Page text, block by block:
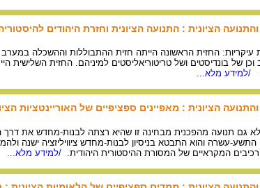
והתנועה הציונית : התנועה הציונית וחזרת היהודים
החזית הראשונה הייתה חזית ההתבוללות וההשכלה במערב
של בונדיסטים ושל טריטוריאליסטים למיניהם. החזית השלישית
/למידע מלא...
והתנועה הציונית : מאפיינים ספציפיים של האוריינטציות
גם תנועה מהפכנית מבחינה זו שהיא רצתה לבנות-מחדש את
התשע-עשרה והוא התבטא בניסיון לבנות-מחדש ציוויליזציה
המקראיים של המסורת ההיסטורית היהודית.
/למידע מלא...